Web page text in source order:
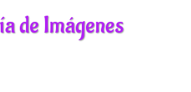
de Imágenes